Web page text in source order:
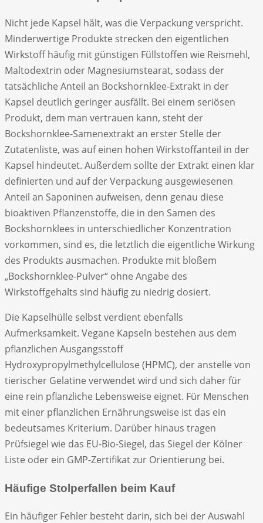
Nicht jede Kapsel hält, was die Verpackung verspricht.
Minderwertige Produkte strecken den eigentlichen
Wirkstoff häufig mit günstigen Füllstoffen wie Reismehl,
Maltodextrin oder Magnesiumstearat, sodass der
tatsächliche Anteil an Bockshornklee-Extrakt in der
Kapsel deutlich geringer ausfällt. Bei einem seriösen
Produkt, dem man vertrauen kann, steht der
Bockshornklee-Samenextrakt an erster Stelle der
Zutatenliste, was auf einen hohen Wirkstoffanteil in der
Kapsel hindeutet. Außerdem sollte der Extrakt einen klar
definierten und auf der Verpackung ausgewiesenen
Anteil an Saponinen aufweisen, denn genau diese
bioaktiven Pflanzenstoffe, die in den Samen des
Bockshornklees in unterschiedlicher Konzentration
vorkommen, sind es, die letztlich die eigentliche Wirkung
des Produkts ausmachen. Produkte mit bloßem
„Bockshornklee-Pulver“ ohne Angabe des
Wirkstoffgehalts sind häufig zu niedrig dosiert.
Die Kapselhülle selbst verdient ebenfalls
Aufmerksamkeit. Vegane Kapseln bestehen aus dem
pflanzlichen Ausgangsstoff
Hydroxypropylmethylcellulose (HPMC), der anstelle von
tierischer Gelatine verwendet wird und sich daher für
eine rein pflanzliche Lebensweise eignet. Für Menschen
mit einer pflanzlichen Ernährungsweise ist das ein
bedeutsames Kriterium. Darüber hinaus tragen
Prüfsiegel wie das EU-Bio-Siegel, das Siegel der Kölner
Liste oder ein GMP-Zertifikat zur Orientierung bei.
Häufige Stolperfallen beim Kauf
Ein häufiger Fehler besteht darin, sich bei der Auswahl